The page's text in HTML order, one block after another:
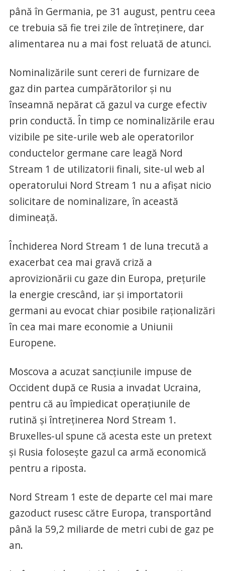
până în Germania, pe 31 august, pentru ceea
ce trebuia să fie trei zile de întreținere, dar
alimentarea nu a mai fost reluată de atunci.
Nominalizările sunt cereri de furnizare de
gaz din partea cumpărătorilor și nu
înseamnă nepărat că gazul va curge efectiv
prin conductă. În timp ce nominalizările erau
vizibile pe site-urile web ale operatorilor
conductelor germane care leagă Nord
Stream 1 de utilizatorii finali, site-ul web al
operatorului Nord Stream 1 nu a afișat nicio
solicitare de nominalizare, în această
dimineață.
Închiderea Nord Stream 1 de luna trecută a
exacerbat cea mai gravă criză a
aprovizionării cu gaze din Europa, prețurile
la energie crescând, iar și importatorii
germani au evocat chiar posibile raționalizări
în cea mai mare economie a Uniunii
Europene.
Moscova a acuzat sancțiunile impuse de
Occident după ce Rusia a invadat Ucraina,
pentru că au împiedicat operațiunile de
rutină și întreținerea Nord Stream 1.
Bruxelles-ul spune că acesta este un pretext
și Rusia folosește gazul ca armă economică
pentru a riposta.
Nord Stream 1 este de departe cel mai mare
gazoduct rusesc către Europa, transportând
până la 59,2 miliarde de metri cubi de gaz pe
an.